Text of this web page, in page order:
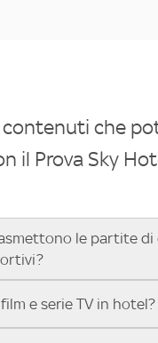
che
il Prova Sky
le partite di
dove poter vedere le
e serie TV in hotel?